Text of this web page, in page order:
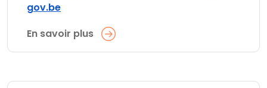
gov.be
En savoir plus